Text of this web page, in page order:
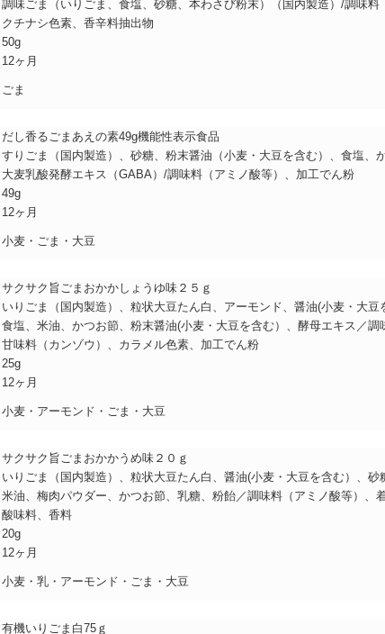
調味ごま（いりごま、食塩、砂糖、本わさび粉末）（国内製造）/調味料
クチナシ色素、香辛料抽出物
50g
12ヶ月
ごま
だし香るごまあえの素49g機能性表示食品
すりごま（国内製造）、砂糖、粉末醤油（小麦・大豆を含む）、食塩、
大麦乳酸発酵エキス（GABA）/調味料（アミノ酸等）、加工でん粉
49g
12ヶ月
小麦・ごま・大豆
サクサク旨ごまおかかしょうゆ味２５ｇ
いりごま（国内製造）、粒状大豆たん白、アーモンド、醤油(小麦・大豆
食塩、米油、かつお節、粉末醤油(小麦・大豆を含む）、酵母エキス／調
甘味料（カンゾウ）、カラメル色素、加工でん粉
25g
12ヶ月
小麦・アーモンド・ごま・大豆
サクサク旨ごまおかかうめ味２０ｇ
いりごま（国内製造）、粒状大豆たん白、醤油(小麦・大豆を含む）、砂
米油、梅肉パウダー、かつお節、乳糖、粉飴／調味料（アミノ酸等）、
酸味料、香料
20g
12ヶ月
小麦・乳・アーモンド・ごま・大豆
有機いりごま白75ｇ